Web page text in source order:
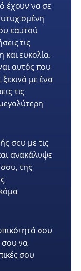
έχουν να σε
εαυτού
τις
και ευκολία.
αυτός που
ξεκινά με ένα
τις
σου με τις
ανακάλυψε
της
σου
σου να
σου